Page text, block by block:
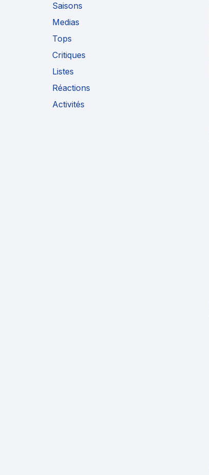
Saisons
Medias
Tops
Critiques
Listes
Réactions
Activités